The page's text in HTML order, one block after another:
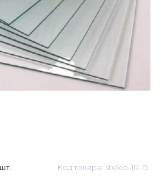
Код товара: steklo-10-15